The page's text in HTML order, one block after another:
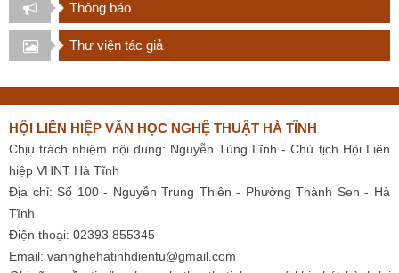
Thông báo
Thư viện tác giả
HỘI LIÊN HIỆP VĂN HỌC NGHỆ THUẬT HÀ TĨNH
Chịu trách nhiệm nội dung: Nguyễn Tùng Lĩnh - Chủ tịch Hội Liên
hiệp VHNT Hà Tĩnh
Địa chỉ: Số 100 - Nguyễn Trung Thiên - Phường Thành Sen - Hà
Tĩnh
Điện thoại: 02393 855345
Email: vannghehatinhdientu@gmail.com